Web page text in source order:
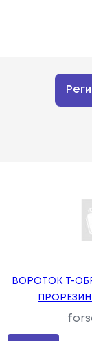
ВОРОТОК Т-